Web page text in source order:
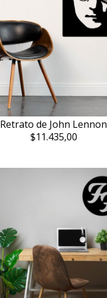
Retrato de John Lennon
$11.435,00